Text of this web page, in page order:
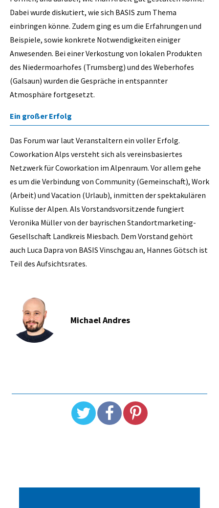
Dabei wurde diskutiert, wie sich BASIS zum Thema
einbringen könne. Zudem ging es um die Erfahrungen und
Beispiele, sowie konkrete Notwendigkeiten einiger
Anwesenden. Bei einer Verkostung von lokalen Produkten
des Niedermoarhofes (Trumsberg) und des Weberhofes
(Galsaun) wurden die Gespräche in entspannter
Atmosphäre fortgesetzt.
Ein großer Erfolg
Das Forum war laut Veranstaltern ein voller Erfolg.
Coworkation Alps versteht sich als vereinsbasiertes
Netzwerk für Coworkation im Alpenraum. Vor allem gehe
es um die Verbindung von Community (Gemeinschaft), Work
(Arbeit) und Vacation (Urlaub), inmitten der spektakulären
Kulisse der Alpen. Als Vorstandsvorsitzende fungiert
Veronika Müller von der bayrischen Standortmarketing-
Gesellschaft Landkreis Miesbach. Dem Vorstand gehört
auch Luca Dapra von BASIS Vinschgau an, Hannes Götsch ist
Teil des Aufsichtsrates.
Michael Andres